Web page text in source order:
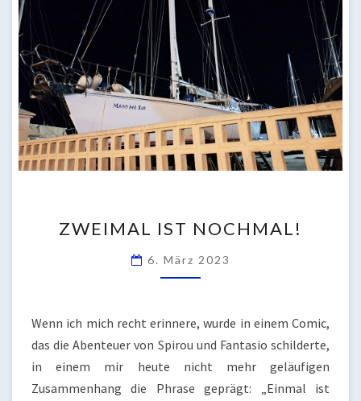
IST
NOCHMAL!
ZWEIMAL IST NOCHMAL!
6. März 2023
Wenn ich mich recht erinnere, wurde in einem Comic,
das die Abenteuer von Spirou und Fantasio schilderte,
in einem mir heute nicht mehr geläufigen
Zusammenhang die Phrase geprägt: „Einmal ist